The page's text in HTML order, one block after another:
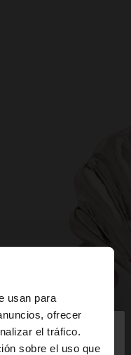
usan para
ofrecer
el tráfico.
sobre el uso que